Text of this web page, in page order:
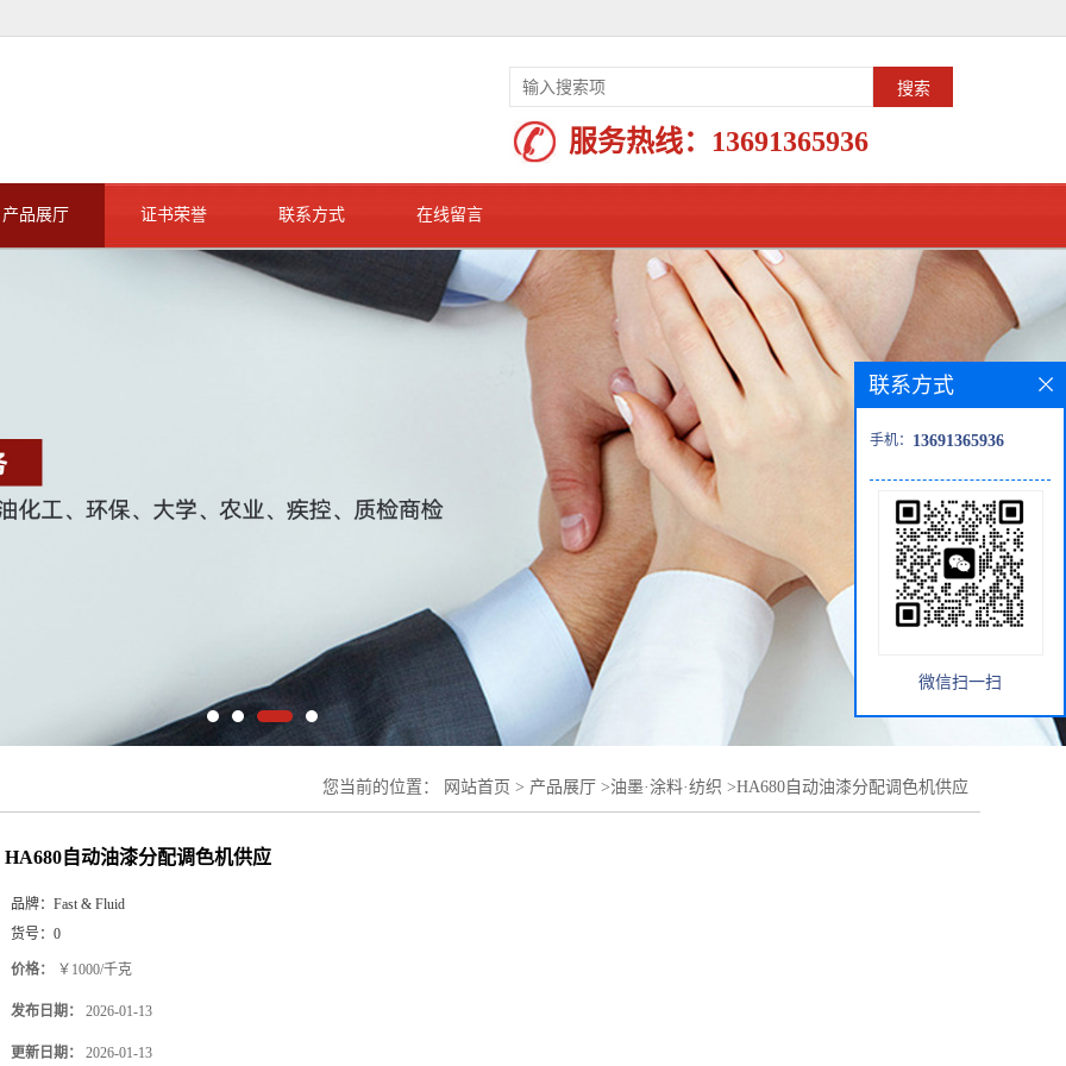
服务热线： 13691365936
产品展厅 证书荣誉 联系方式 在线留言
您当前的位置： 网站首页 > 产品展厅 >油墨·涂料·纺织 >HA680自动油漆分配调色机供应
HA680自动油漆分配调色机供应
品牌： Fast & Fluid
货号： 0
价格： ￥1000/千克
发布日期： 2026-01-13
更新日期： 2026-01-13
联系方式
手机： 13691365936
微信扫一扫